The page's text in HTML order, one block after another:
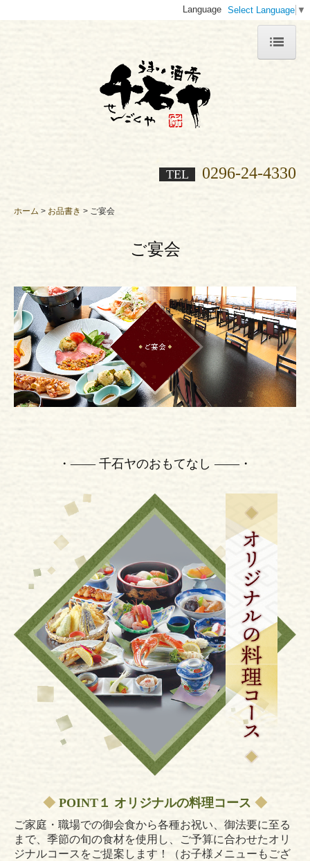
Language Select Language ▼
よくある質問
アクセス
TEL 0296-24-4330
ホーム お品書き ご宴会
ご宴会
・―― 千石ヤのおもてなし ――・
◆ POINT１ オリジナルの料理コース ◆
ご家庭・職場での御会食から各種お祝い、御法要に至る
まで、季節の旬の食材を使用し、ご予算に合わせたオリ
ジナルコースをご提案します！（お子様メニューもござ